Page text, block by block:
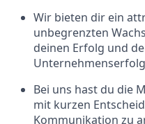
Wir bieten dir ein
unbegrenzten
deinen Erfolg und
Bei uns hast du die
mit kurzen
Kommunikation zu